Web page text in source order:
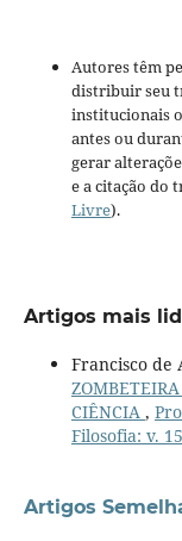
Autores têm
distribuir seu
institucionais
antes ou
gerar
e a citação do
Livre).
Artigos mais
Francisco de
CIÊNCIA ,
Filosofia: v.
Artigos